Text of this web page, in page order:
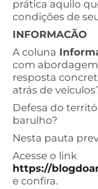
prática aquilo
condições de
INFORMACÃO
A coluna
com
resposta
atrás de
Defesa do
barulho?
Nesta pauta
Acesse o link
https://
e confira.